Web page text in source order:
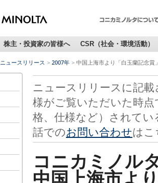
株主・投資家の皆様へ CSR（社会・環境活動）
ニュースリリース 2007年 中国上海市より「白玉蘭記念賞
ニュースリリースに記
様がご覧いただいた時
格、仕様など）されて
話でのお問い合わせは
コニカミノル
中国上海市よ